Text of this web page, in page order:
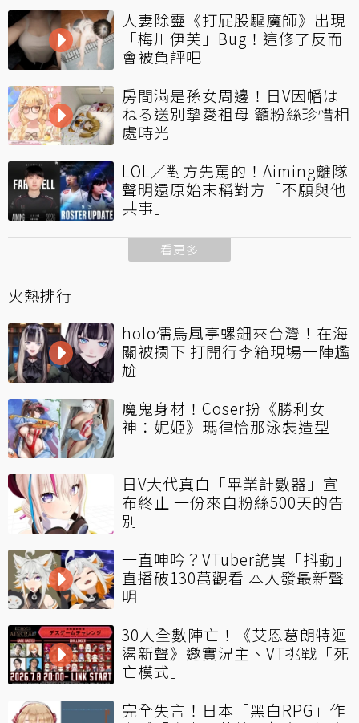
人妻除靈《打屁股驅魔師》出現
「梅川伊芙」Bug！這修了反而
會被負評吧
房間滿是孫女周邊！日V因幡は
ねる送別摯愛祖母 籲粉絲珍惜相
處時光
LOL／對方先罵的！Aiming離隊
聲明還原始末稱對方「不願與他
共事」
看更多
火熱排行
holo儒烏風亭螺鈿來台灣！在海
關被攔下 打開行李箱現場一陣尷
尬
魔鬼身材！Coser扮《勝利女
神：妮姬》瑪律恰那泳裝造型
日V大代真白「畢業計數器」宣
布終止 一份來自粉絲500天的告
別
一直呻吟？VTuber詭異「抖動」
直播破130萬觀看 本人發最新聲
明
30人全數陣亡！《艾恩葛朗特迴
盪新聲》邀實況主、VT挑戰「死
亡模式」
完全失言！日本「黑白RPG」作